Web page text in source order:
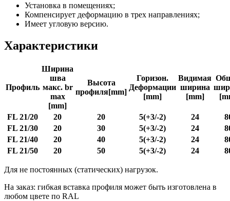
Установка в помещениях;
Компенсирует деформацию в трех направлениях;
Имеет угловую версию.
Характеристики
Профиль
Ширина
шва
макс. br
max
[mm]
Высота
профиля[mm]
Горизон.
Деформации
[mm]
Видимая
ширина
[mm]
FL 21/20 20 20 5(+3/-2) 24
FL 21/30
20 30 5(+3/-2) 24
FL 21/40
20 40 5(+3/-2) 24
FL 21/50
20 50 5(+3/-2) 24
Для не постоянных (статических) нагрузок.
На заказ: гибкая вставка профиля может быть изготовлена в
любом цвете по RAL